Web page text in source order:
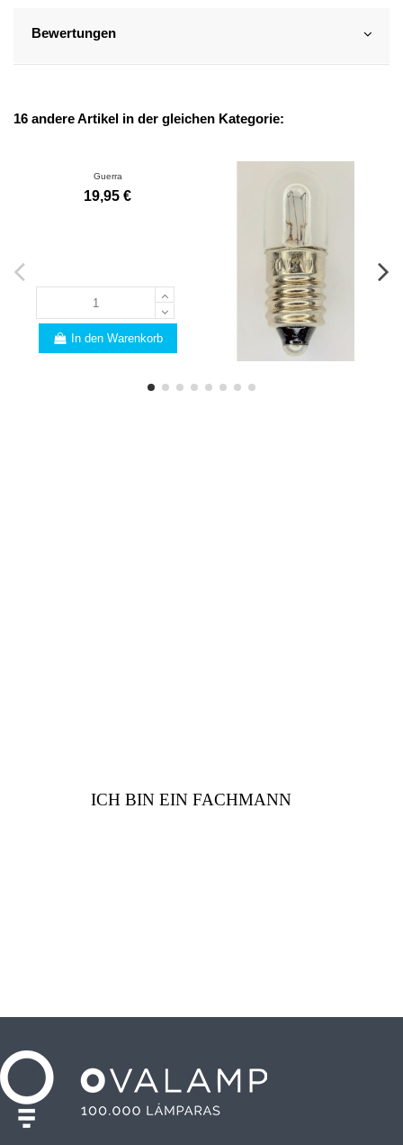
Bewertungen
16 andere Artikel in der gleichen Kategorie:
Guerra
19,95 €
In den Warenkorb
ICH BIN EIN FACHMANN